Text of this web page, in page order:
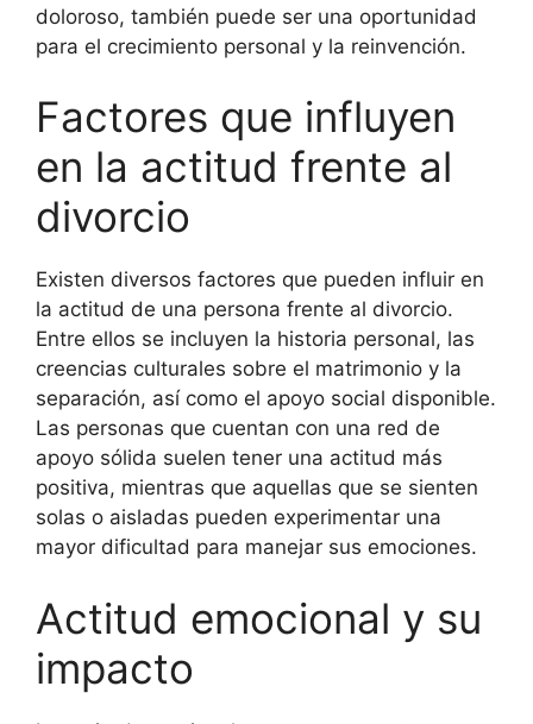
doloroso, también puede ser una oportunidad
para el crecimiento personal y la reinvención.
Factores que influyen
en la actitud frente al
divorcio
Existen diversos factores que pueden influir en
la actitud de una persona frente al divorcio.
Entre ellos se incluyen la historia personal, las
creencias culturales sobre el matrimonio y la
separación, así como el apoyo social disponible.
Las personas que cuentan con una red de
apoyo sólida suelen tener una actitud más
positiva, mientras que aquellas que se sienten
solas o aisladas pueden experimentar una
mayor dificultad para manejar sus emociones.
Actitud emocional y su
impacto